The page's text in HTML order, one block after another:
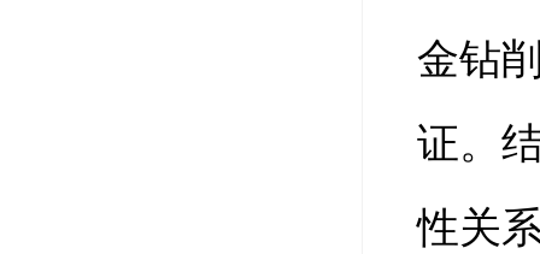
金钻
证。
性关